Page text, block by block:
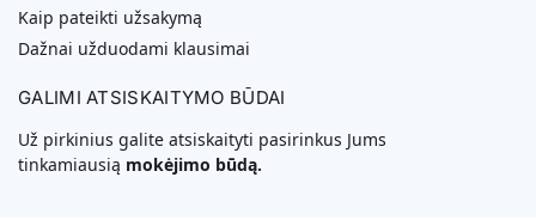
Kaip pateikti užsakymą
Dažnai užduodami klausimai
GALIMI ATSISKAITYMO BŪDAI
Už pirkinius galite atsiskaityti pasirinkus Jums
tinkamiausią mokėjimo būdą.